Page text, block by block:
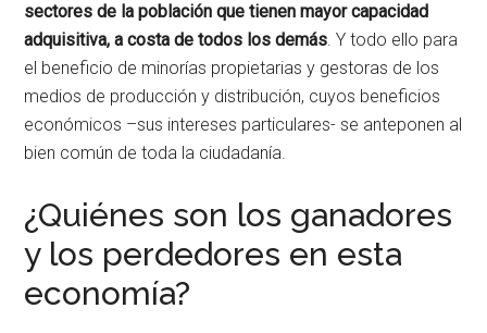
sectores de la población que tienen mayor capacidad
adquisitiva, a costa de todos los demás. Y todo ello para
el beneficio de minorías propietarias y gestoras de los
medios de producción y distribución, cuyos beneficios
económicos –sus intereses particulares- se anteponen al
bien común de toda la ciudadanía.
¿Quiénes son los ganadores
y los perdedores en esta
economía?